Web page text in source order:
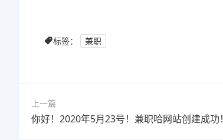
标签： 兼职
上一篇
你好！2020年5月23号！兼职哈网站创建成功！